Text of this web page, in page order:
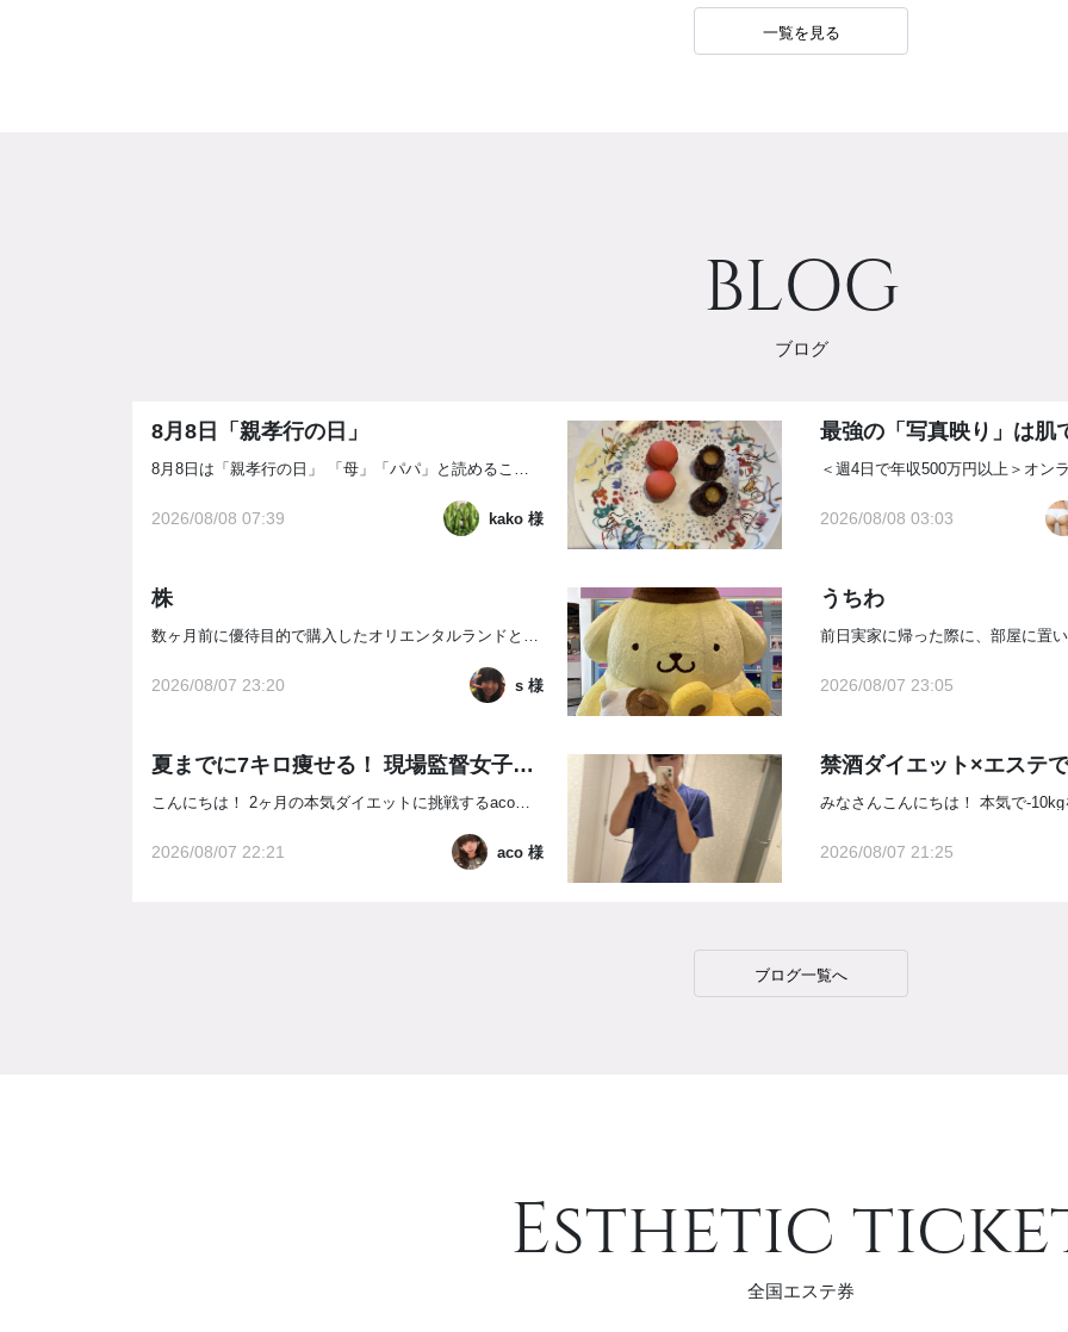
べるオプション（20分）トータル80
ースで施術を行います。 選...
一覧を見る
BLOG
ブログ
8月8日「親孝行の日」
8月8日は「親孝行の日」 「母」「パパ」と読めることから親孝行全国推進運動協会が定めた記念日だそうです。 「パ（8）パ（8）」と読める語呂合わせと、「ハチハチ」を並びかえると「ハハ（母）チチ（父）」となることからと書いてあるのもありました。 「親孝行したい時に親はなし」というように、あとで後悔することがな...
2026/08/08 07:39 kako 様 2026/08/08 03:03
株
数ヶ月前に優待目的で購入したオリエンタルランドとサンリオの株が上がってきて12万円ほど利益が出たので売却しました。9月末まで保有すると株主優待がもらえましたが、目先の利益にとらわれ売却です。よくテレビで桐谷さんが株主優待を使うために自転車で疾走している場面をみかけますが利益が出ても保有し続けていてすご...
2026/08/07 23:20 s 様
うちわ
2026/08/07 23:05
夏までに7キロ痩せる！ 現場監督女子の短期集中スパルタダイエット！ 55日目
こんにちは！ 2ヶ月の本気ダイエットに挑戦するacoです！ 今日は14回目の施術でした^-^！ 【ダイエット経過報告】 ◾︎START(2026/6/14) 体重→52kg ◾︎55日目(2026/8/6) 体重→47.0kg ◾︎最終目標(2026/8/14) 体重→45kg 今日は近藤先生に全身とオプションで足ととおしりをやって頂きました！ 岩盤浴にも入って汗だく...
2026/08/07 22:21 aco 様 2026/08/07 21:25
ブログ一覧へ
Esthetic
全国エステ券